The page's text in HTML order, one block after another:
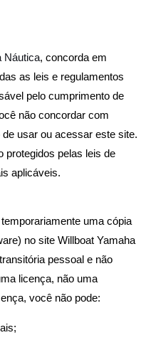
Náutica, concorda em
as leis e regulamentos
pelo cumprimento de
não concordar com
usar ou acessar este site.
protegidos pelas leis de
aplicáveis.
uma cópia
no site Willboat Yamaha
pessoal e não
licença, não uma
você não pode: